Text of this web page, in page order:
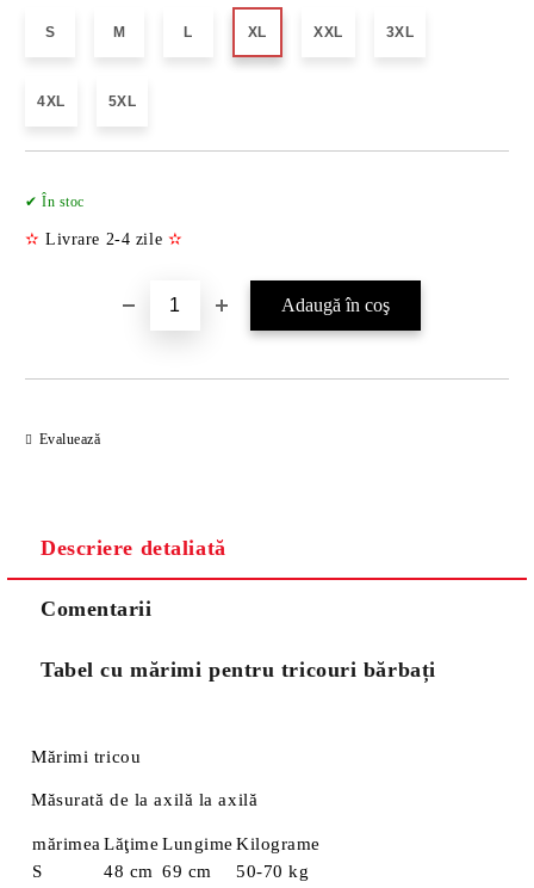
S M L XL XXL 3XL
4XL 5XL
✔ În stoc
✫ Livrare 2-4 zile ✫
Evaluează
Descriere detaliată
Comentarii
Tabel cu mărimi pentru tricouri bărbați
Mărimi tricou
Măsurată de la axilă la axilă
mărimea Lăţime Lungime Kilograme
S
48 cm 69 cm
50-70 kg